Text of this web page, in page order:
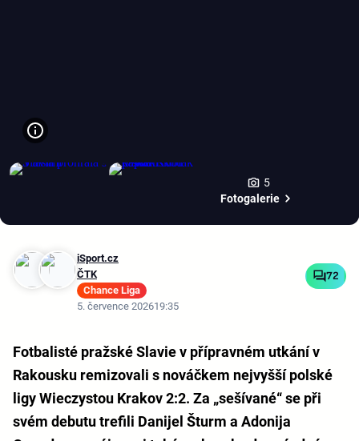
5
Fotogalerie
iSport.cz
ČTK
Chance Liga
5. července 202619:35
72
Fotbalisté pražské Slavie v přípravném utkání v
Rakousku remizovali s nováčkem nejvyšší polské
ligy Wieczystou Krakov 2:2. Za „sešívané“ se při
svém debutu trefili Danijel Šturm a Adonija